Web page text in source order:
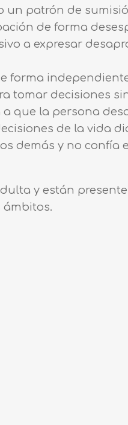
un patrón de
de forma
a expresar
forma
tomar decisiones
que la persona
de la vida
demás y no
y están